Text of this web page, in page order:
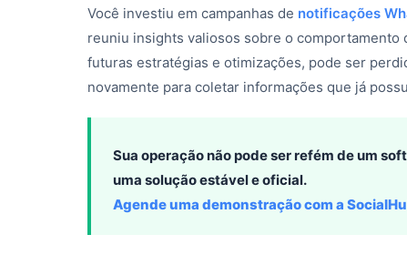
Você investiu em campanhas de notificações
reuniu insights valiosos sobre o comportamento
futuras estratégias e otimizações, pode ser
novamente para coletar informações que já
Sua operação não pode ser refém de um
uma solução estável e oficial.
Agende uma demonstração com a